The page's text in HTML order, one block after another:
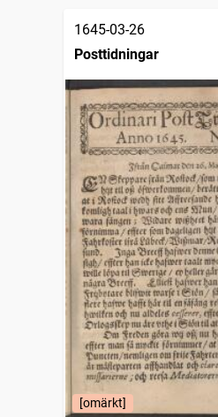
1645-03-26
Posttidningar
[omärkt]